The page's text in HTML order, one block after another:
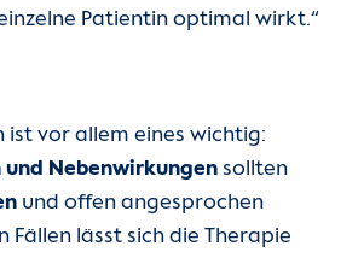
Patientin optimal wirkt.“
ist vor allem eines wichtig:
Nebenwirkungen sollten
und offen angesprochen
Fällen lässt sich die Therapie